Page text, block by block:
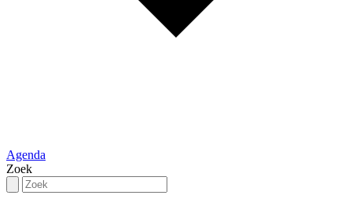
Agenda
Zoek
recaptcha::recaptcha.recaptcha_v3_error_message